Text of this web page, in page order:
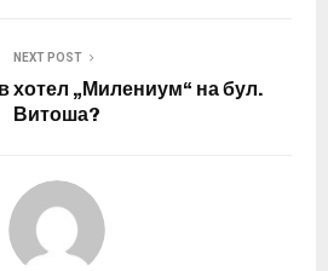
NEXT POST
хотел „Милениум“ на бул.
Витоша?